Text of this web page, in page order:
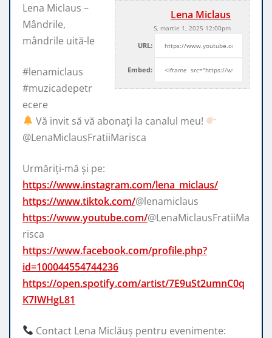
Lena Miclaus
S, martie 1, 2025 12:00pm
URL:
Embed:
Lena Miclaus –
Mândrile,
mândrile uită-le
#lenamiclaus
#muzicadepetr
ecere
Vă invit să vă abonați la canalul meu!
@LenaMiclausFratiiMarisca
Urmăriți-mă și pe:
https://www.instagram.com/lena_miclaus/
https://www.tiktok.com/@lenamiclaus
https://www.youtube.com/@LenaMiclausFratiiMa
risca
https://www.facebook.com/profile.php?
id=100044554744236
https://open.spotify.com/artist/7E9uSt2umnC0q
K7IWHgL81
Contact Lena Miclăuș pentru evenimente: